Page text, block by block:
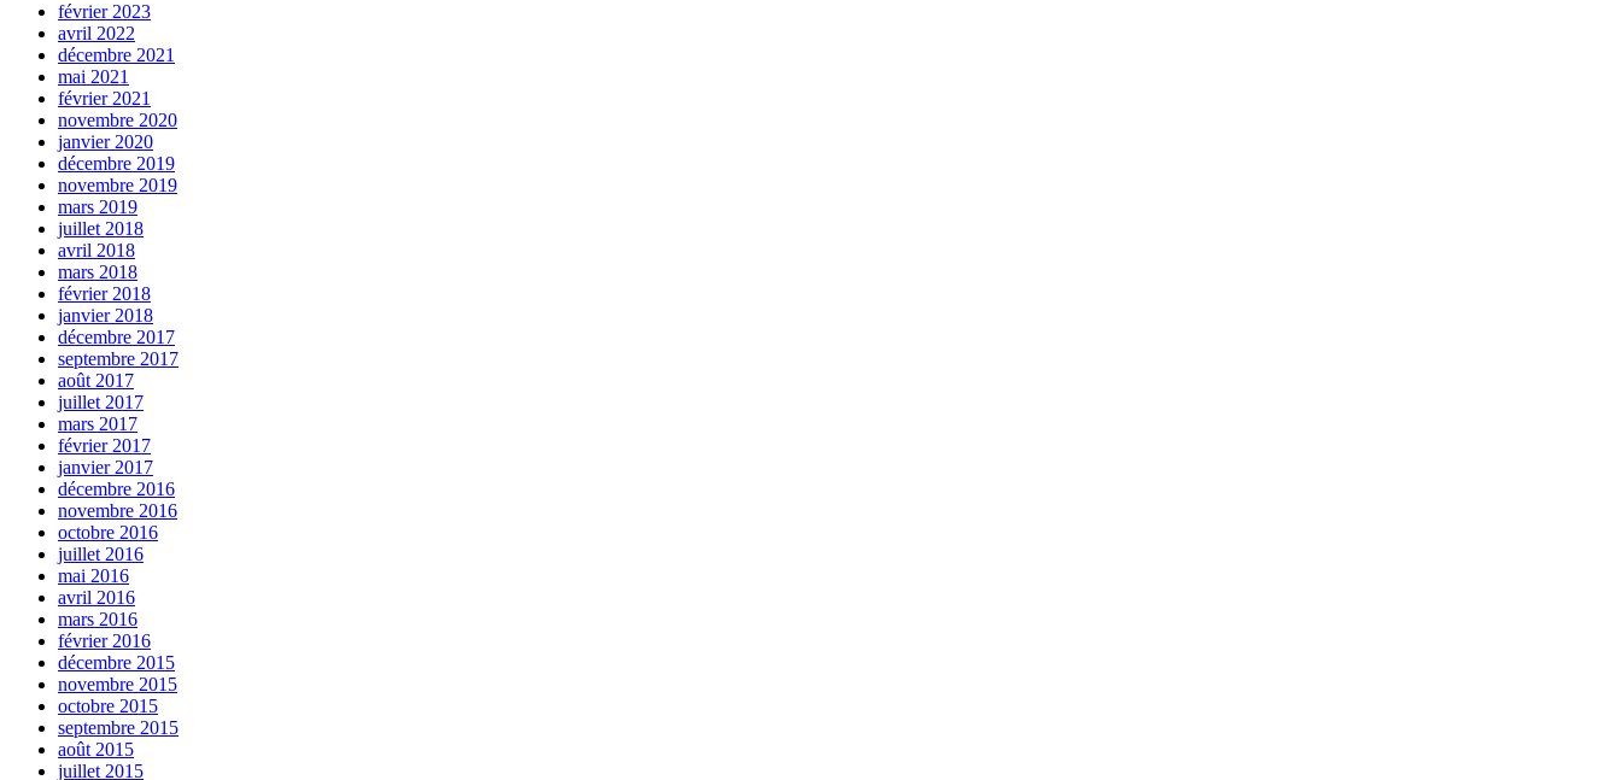
février 2023
avril 2022
décembre 2021
mai 2021
février 2021
novembre 2020
janvier 2020
décembre 2019
novembre 2019
mars 2019
juillet 2018
avril 2018
mars 2018
février 2018
janvier 2018
décembre 2017
septembre 2017
août 2017
juillet 2017
mars 2017
février 2017
janvier 2017
décembre 2016
novembre 2016
octobre 2016
juillet 2016
mai 2016
avril 2016
mars 2016
février 2016
décembre 2015
novembre 2015
octobre 2015
septembre 2015
août 2015
juillet 2015